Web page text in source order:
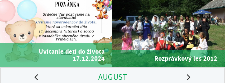
Uvítanie detí do života
17.12.2024 Rozprávkový les 2012
AUGUST